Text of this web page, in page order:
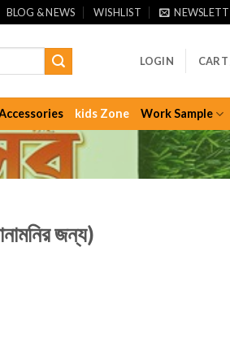
BLOG & NEWS WISHLIST
LOGIN
kids Zone Work Sample
জন্য)